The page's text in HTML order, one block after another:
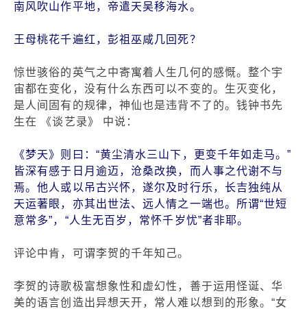
南风吹山作平地，帝遣天吴移海水。
王母桃花千遍红，彭祖巫咸几回死？
惊世骇俗的英气之中寄寓着人生几何的感慨。整个宇
宙都在变化，没有什么东西可以不变的。生灭变化，
是人间固有的规律，神仙也是违背不了的。钱钟书先
生在 《谈艺录》 中说：
《梦天》则曰：“黄尘清水三山下，更变千年如走马。”
皆深有感于日月逾迈，沧桑改换，而人事之代谢不与
焉。他人或以吊古兴怀，遂尔及时行乐，长吉独纯从
天运著眼，亦其出世法、远人情之一端也。所谓“世短
意常多”，“人生无百岁，常怀千岁忧”者非耶。
评论中肯，可谓李贺的千年知己。
李贺的诗歌极富想象性和虚幻性，善于运用怪诞、华
美的语言创造出异想天开，常人难以想到的形象。“女